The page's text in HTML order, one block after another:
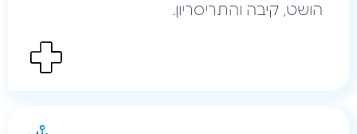
הושט, קיבה והתריסריון.